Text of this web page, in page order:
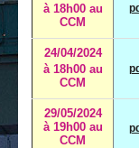
à 18h00 au
CCM
24/04/2024
à 18h00 au
CCM
29/05/2024
à 19h00 au
CCM